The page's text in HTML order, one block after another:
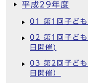
平成29年度
01 第1回子ど
02 第1回子ども
日開催)
03 第2回子ども
日開催）